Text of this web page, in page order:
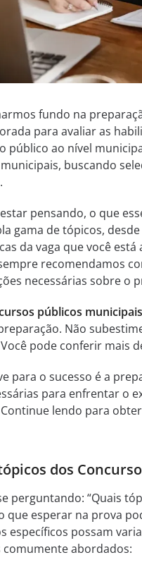
fundo na
para avaliar as
público ao nível
buscando
pensando, o que
gama de tópicos,
da vaga que você
recomendamos
necessárias sobre o
públicos municipais
Não
pode conferir mais
para o sucesso é a
para enfrentar o
lendo para
dos
perguntando: “Quais
que esperar na prova
específicos possam
comumente abordados: